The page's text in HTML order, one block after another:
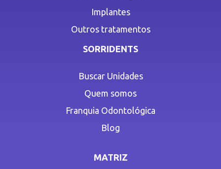
Implantes
Outros tratamentos
SORRIDENTS
Buscar Unidades
Quem somos
Franquia Odontológica
Blog
MATRIZ